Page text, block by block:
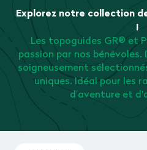
Explorez notre collection
!
Les topoguides GR® et
passion par nos
soigneusement
uniques. Idéal pour les
d'aventure et